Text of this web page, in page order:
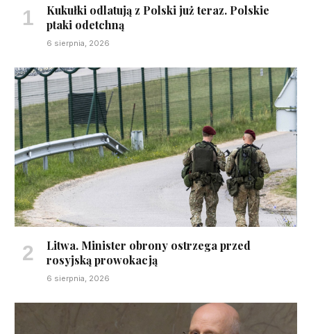
Kukułki odlatują z Polski już teraz. Polskie
ptaki odetchną
6 sierpnia, 2026
Litwa. Minister obrony ostrzega przed
rosyjską prowokacją
6 sierpnia, 2026